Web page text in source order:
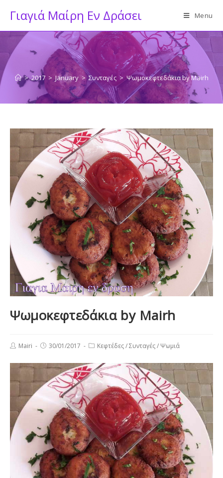
content
Γιαγιά Μαίρη Εν Δράσει Menu
> 2017 > January > Συνταγές > Ψωμοκεφτεδάκια by Mairh
Ψωμοκεφτεδάκια by Mairh
PostMairi
Post30/01/2017
PostΚεφτέδες/Συνταγές/ Ψωμιά